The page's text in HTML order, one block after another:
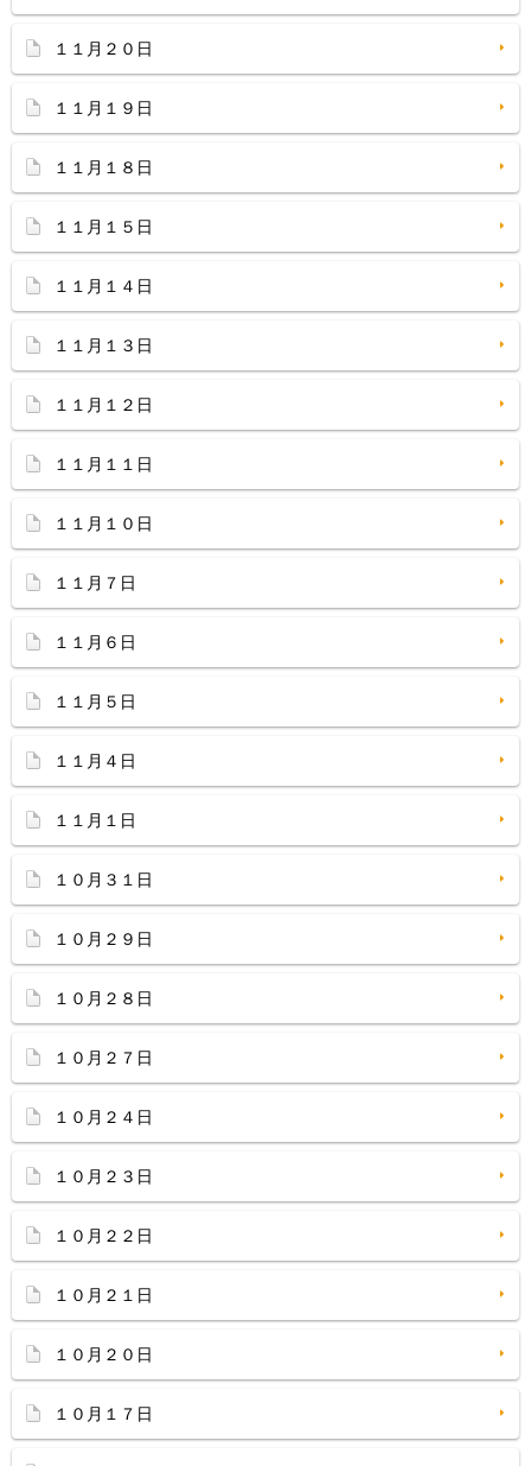
１１月２０日
１１月１９日
１１月１８日
１１月１５日
１１月１４日
１１月１３日
１１月１２日
１１月１１日
１１月１０日
１１月７日
１１月６日
１１月５日
１１月４日
１１月１日
１０月３１日
１０月２９日
１０月２８日
１０月２７日
１０月２４日
１０月２３日
１０月２２日
１０月２１日
１０月２０日
１０月１７日